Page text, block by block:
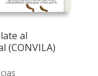
al
(CONVILA)